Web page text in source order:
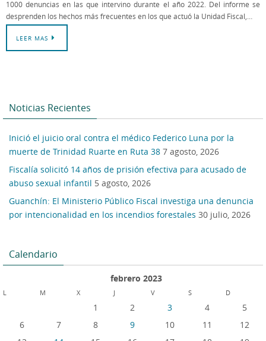
1000 denuncias en las que intervino durante el año 2022. Del informe se
desprenden los hechos más frecuentes en los que actuó la Unidad Fiscal,…
LEER MAS
Noticias Recientes
Inició el juicio oral contra el médico Federico Luna por la
muerte de Trinidad Ruarte en Ruta 38 7 agosto, 2026
Fiscalía solicitó 14 años de prisión efectiva para acusado de
abuso sexual infantil 5 agosto, 2026
Guanchín: El Ministerio Público Fiscal investiga una denuncia
por intencionalidad en los incendios forestales 30 julio, 2026
Calendario
febrero 2023
L M X J V S D
1 2 3 4
5
6
7 8 9 10 11
12